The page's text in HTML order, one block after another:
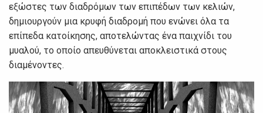
εξώστες των διαδρόμων των επιπέδων των κελιών,
δημιουργούν μια κρυφή διαδρομή που ενώνει όλα τα
επίπεδα κατοίκησης, αποτελώντας ένα παιχνίδι του
μυαλού, το οποίο απευθύνεται αποκλειστικά στους
διαμένοντες.